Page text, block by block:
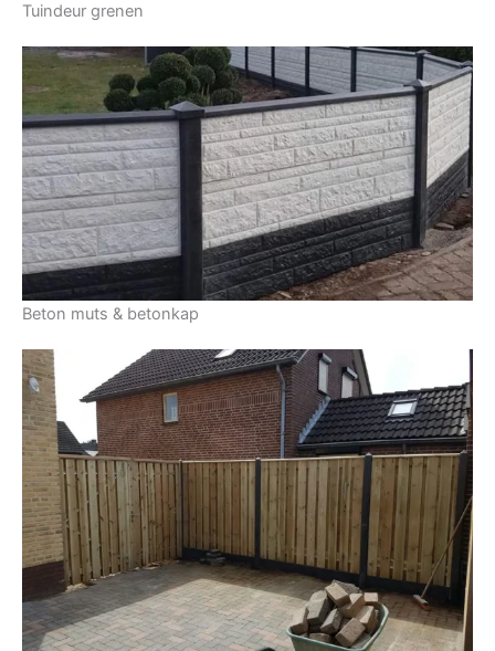
Tuindeur grenen
Beton muts & betonkap